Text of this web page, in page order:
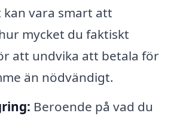
kan vara smart att
mycket du faktiskt
att undvika att betala för
än nödvändigt.
Beroende på vad du